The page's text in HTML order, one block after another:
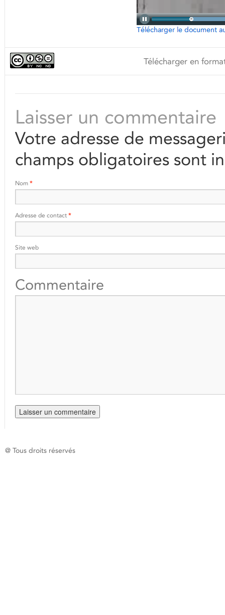
Télécharger en
Laisser un commentaire
Votre adresse de
champs obligatoires sont
Nom *
Adresse de contact *
Site web
Commentaire
@ Tous droits réservés